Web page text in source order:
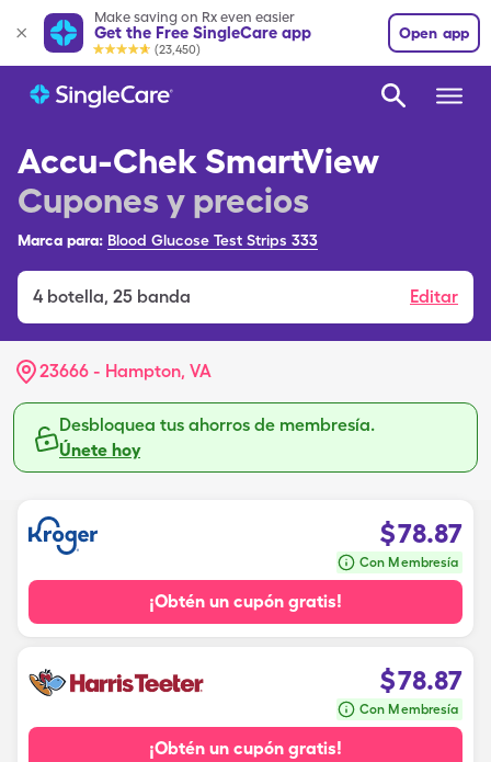
Make saving on Rx even easier
Get the Free SingleCare app
(23,450)
Open app
Accu-Chek SmartView
Cupones y precios
Marca para: Blood Glucose Test Strips 333
4 botella, 25 banda Editar
23666 - Hampton, VA
Desbloquea tus ahorros de membresía.
Únete hoy
$78.87
Con Membresía
¡Obtén un cupón gratis!
$78.87
Con Membresía
¡Obtén un cupón gratis!